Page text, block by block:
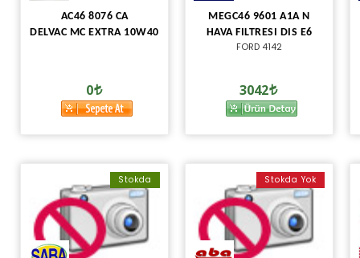
AC46 8076 CA
DELVAC MC EXTRA 10W40
0
MEGC46 9601 A1A N
HAVA FILTRESI DIS E6
FORD 4142
3042
Stokda Stokda Yok